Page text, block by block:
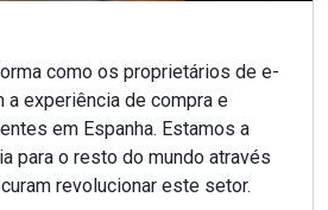
como os proprietários de e-
a experiência de compra e
em Espanha. Estamos a
para o resto do mundo através
revolucionar este setor.